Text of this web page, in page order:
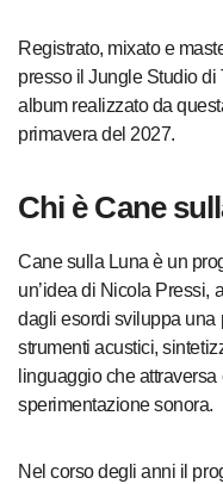
Registrato, mixato e
presso il Jungle Studio
album realizzato da
primavera del 2027.
Chi è Cane
Cane sulla Luna è un
un’idea di Nicola Pressi,
dagli esordi sviluppa una
strumenti acustici,
linguaggio che
sperimentazione sonora.
Nel corso degli anni il